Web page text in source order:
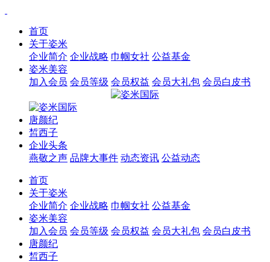
首页
关于姿米
企业简介 企业战略 巾帼女社 公益基金
姿米美容
加入会员 会员等级 会员权益 会员大礼包 会员白皮书
唐颜纪
皙西子
企业头条
燕敬之声 品牌大事件 动态资讯 公益动态
首页
关于姿米
企业简介 企业战略 巾帼女社 公益基金
姿米美容
加入会员 会员等级 会员权益 会员大礼包 会员白皮书
唐颜纪
皙西子